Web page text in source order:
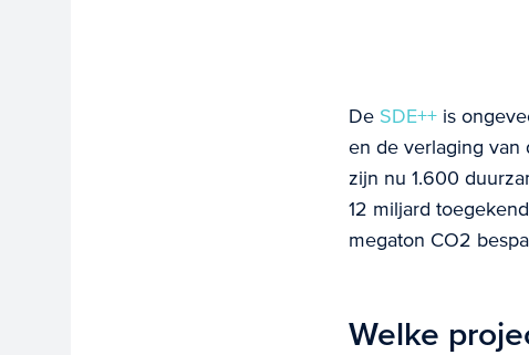
De SDE++is
en de verlaging van
zijn nu 1.600
12 miljard
megaton CO2
Welke